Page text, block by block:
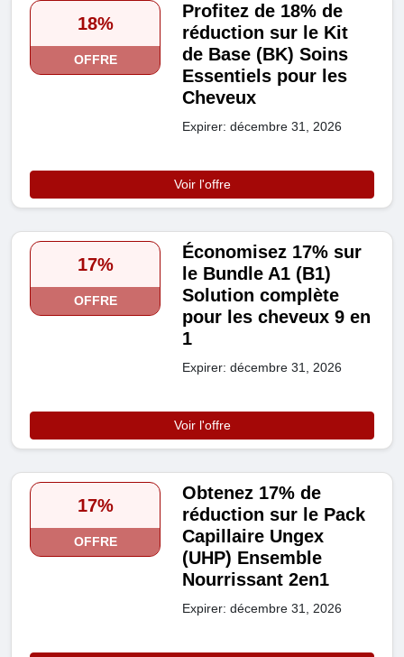
18%
OFFRE
Profitez de 18% de
réduction sur le Kit
de Base (BK) Soins
Essentiels pour les
Cheveux
Expirer: décembre 31, 2026
Voir l'offre
17%
OFFRE
Économisez 17% sur
le Bundle A1 (B1)
Solution complète
pour les cheveux 9 en
1
Expirer: décembre 31, 2026
Voir l'offre
17%
OFFRE
Obtenez 17% de
réduction sur le Pack
Capillaire Ungex
(UHP) Ensemble
Nourrissant 2en1
Expirer: décembre 31, 2026